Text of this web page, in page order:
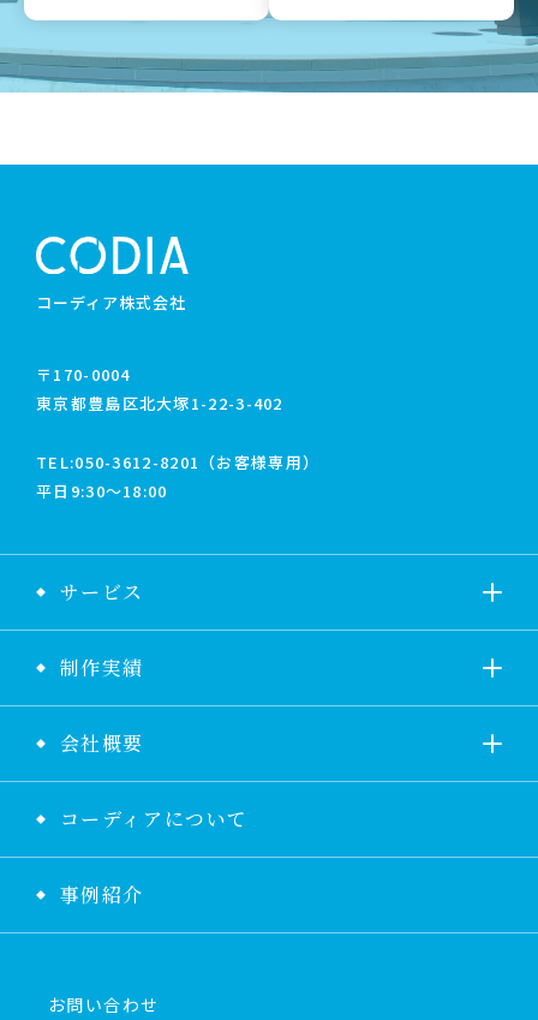
コーディア株式会社
〒170-0004
東京都豊島区北大塚1-22-3-402
TEL:050-3612-8201（お客様専用）
平日9:30〜18:00
サービス
制作実績
会社概要
コーディアについて
事例紹介
お問い合わせ